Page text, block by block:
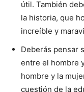
útil. También
la historia, que
increíble y
Deberás pensar
entre el hombre
hombre y la
cuestión de la